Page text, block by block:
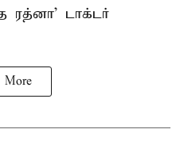
ரத்னா’ டாக்டர்
More